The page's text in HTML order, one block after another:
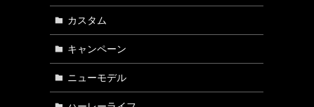
カスタム
キャンペーン
ニューモデル